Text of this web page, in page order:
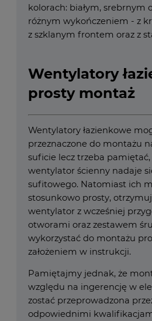
kolorach: białym, srebrnym
różnym wykończeniem - z
z szklanym frontem oraz z
Wentylatory
prosty montaż
Wentylatory łazienkowe
przeznaczone do montażu
suficie lecz trzeba pamiętać,
wentylator ścienny nadaje
sufitowego. Natomiast ich
stosunkowo prosty,
wentylator z wcześniej
otworami oraz zestawem
wykorzystać do montażu
założeniem w instrukcji.
Pamiętajmy jednak, że
względu na ingerencję w
zostać przeprowadzona
odpowiednimi